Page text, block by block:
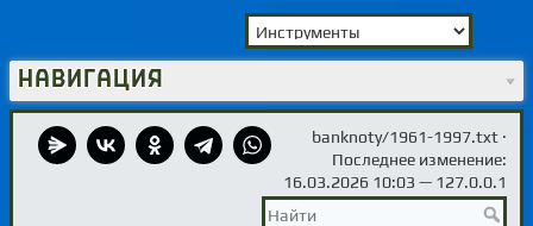
Навигация
banknoty/1961-1997.txt·
Последнее изменение:
16.03.2026 10:03 — 127.0.0.1